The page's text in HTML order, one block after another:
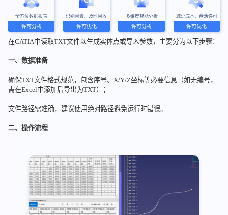
全方位数据报表
许可分析
识别闲置、及时回收
许可优化
多维度智能分析
许可分析
减少成本、盘活许可
许可优化
在CATIA中读取TXT文件以生成实体点或导入参数，主要分为以下步骤：
一、数据准备
确保TXT文件格式规范，包含序号、X/Y/Z坐标等必要信息（如无编号，
需在Excel中添加后导出为TXT）；
文件路径需准确，建议使用绝对路径避免运行时错误。
二、操作流程